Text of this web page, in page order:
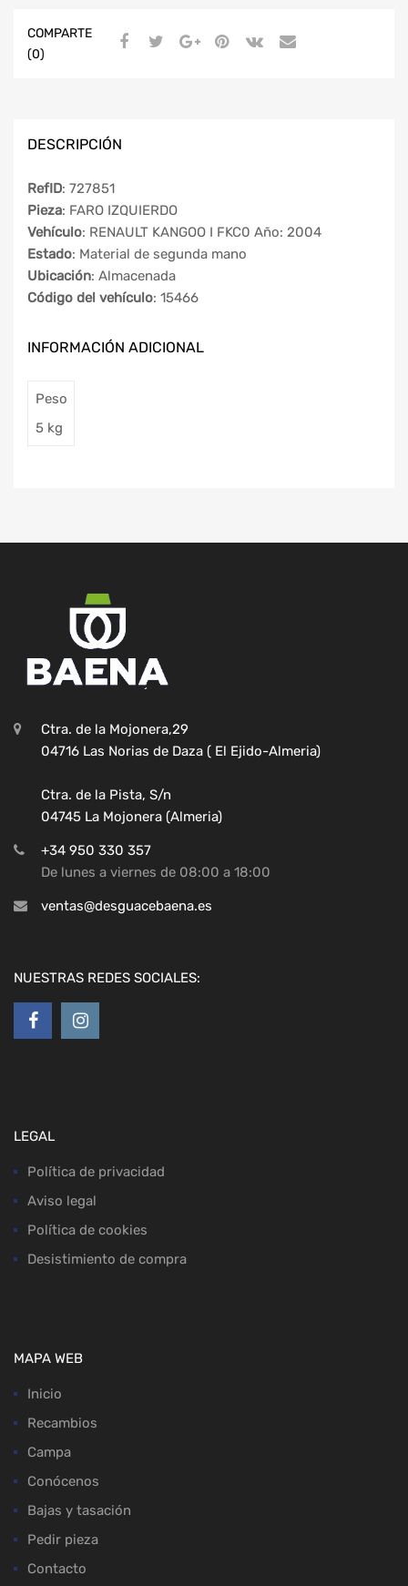
COMPARTE
(0)
DESCRIPCIÓN
RefID: 727851
Pieza: FARO IZQUIERDO
Vehículo: RENAULT KANGOO I FKC0 Año: 2004
Estado: Material de segunda mano
Ubicación: Almacenada
Código del vehículo: 15466
INFORMACIÓN ADICIONAL
Peso
5 kg
Ctra. de la Mojonera,29
04716 Las Norias de Daza ( El Ejido-Almeria)
Ctra. de la Pista, S/n
04745 La Mojonera (Almeria)
+34 950 330 357
De lunes a viernes de 08:00 a 18:00
ventas@desguacebaena.es
NUESTRAS REDES SOCIALES:
LEGAL
Política de privacidad
Aviso legal
Política de cookies
Desistimiento de compra
MAPA WEB
Inicio
Recambios
Campa
Conócenos
Bajas y tasación
Pedir pieza
Contacto